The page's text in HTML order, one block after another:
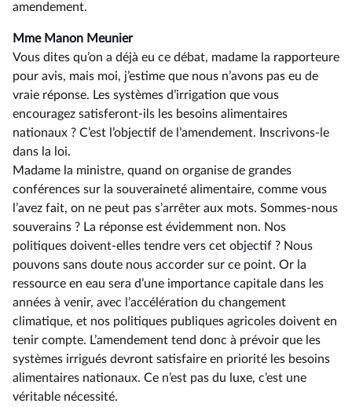
amendement.
Mme Manon Meunier
Vous dites qu’on a déjà eu ce débat, madame la rapporteure
pour avis, mais moi, j’estime que nous n’avons pas eu de
vraie réponse. Les systèmes d’irrigation que vous
encouragez satisferont-ils les besoins alimentaires
nationaux ? C’est l’objectif de l’amendement. Inscrivons-le
dans la loi.
Madame la ministre, quand on organise de grandes
conférences sur la souveraineté alimentaire, comme vous
l’avez fait, on ne peut pas s’arrêter aux mots. Sommes-nous
souverains ? La réponse est évidemment non. Nos
politiques doivent-elles tendre vers cet objectif ? Nous
pouvons sans doute nous accorder sur ce point. Or la
ressource en eau sera d’une importance capitale dans les
années à venir, avec l’accélération du changement
climatique, et nos politiques publiques agricoles doivent en
tenir compte. L’amendement tend donc à prévoir que les
systèmes irrigués devront satisfaire en priorité les besoins
alimentaires nationaux. Ce n’est pas du luxe, c’est une
véritable nécessité.